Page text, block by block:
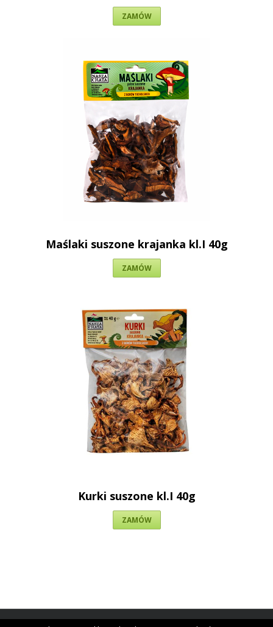
ZAMÓW
Maślaki suszone krajanka kl.I 40g
ZAMÓW
Kurki suszone kl.I 40g
ZAMÓW